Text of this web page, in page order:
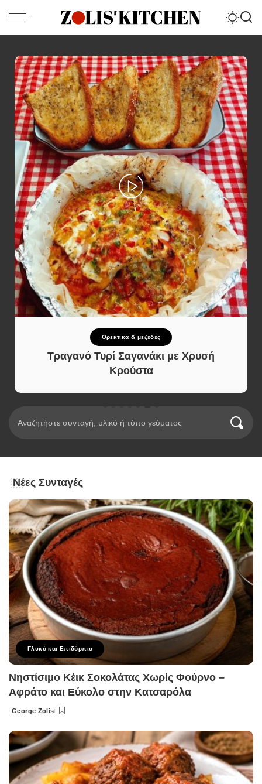
Ορεκτικα & μεζεδες
Τραγανό Τυρί Σαγανάκι με Χρυσή
Κρούστα
Νέες Συνταγές
Γλυκό και Επιδόρπιο
Νηστίσιμο Κέικ Σοκολάτας Χωρίς Φούρνο –
Αφράτο και Εύκολο στην Κατσαρόλα
Posted
George Zolis